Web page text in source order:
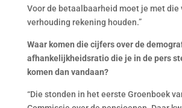
Voor de betaalbaarheid moet je met die
verhouding rekening houden.”
Waar komen die cijfers over de
afhankelijkheidsratio die je in de pers
komen dan vandaan?
“Die stonden in het eerste Groenboek